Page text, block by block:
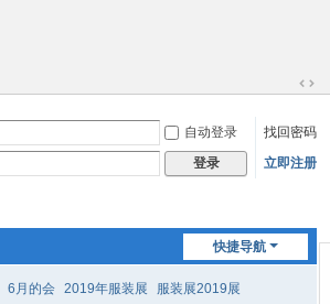
换
到
宽
自动登录
找回密码
登录 立即注册
快捷导航
6月的会 2019年服装展 服装展2019展